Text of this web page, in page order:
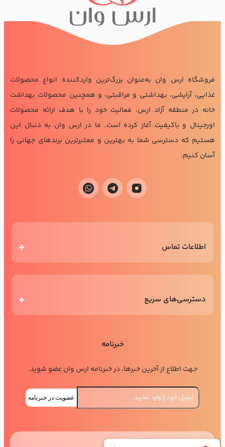
فروشگاه ارس وان به‌عنوان بزرگ‌ترین واردکننده انواع محصولات
غذایی، آرایشی، بهداشتی و مراقبتی، و همچنین محصولات بهداشت
خانه در منطقه آزاد ارس، فعالیت خود را با هدف ارائه محصولات
اورجینال و باکیفیت آغاز کرده است. ما در ارس وان به دنبال این
هستیم که دسترسی شما به بهترین و معتبرترین برندهای جهانی را
آسان کنیم.
اطلاعات تماس
دسترسی‌های سریع
خبرنامه
جهت اطلاع از آخرین خبرها، در خبرنامه ارس وان عضو شوید.
عضویت در خبرنامه